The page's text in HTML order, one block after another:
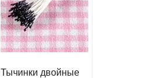
Тычинки двойные